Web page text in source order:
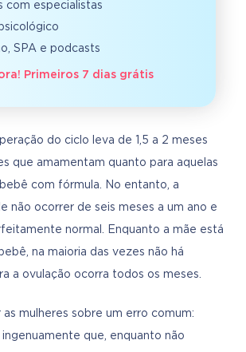
com especialistas
SPA e podcasts
Primeiros 7 dias grátis
do ciclo leva de 1,5 a 2 meses
que amamentam quanto para aquelas
com fórmula. No entanto, a
não ocorrer de seis meses a um ano e
normal. Enquanto a mãe está
na maioria das vezes não há
a ovulação ocorra todos os meses.
mulheres sobre um erro comum:
que, enquanto não